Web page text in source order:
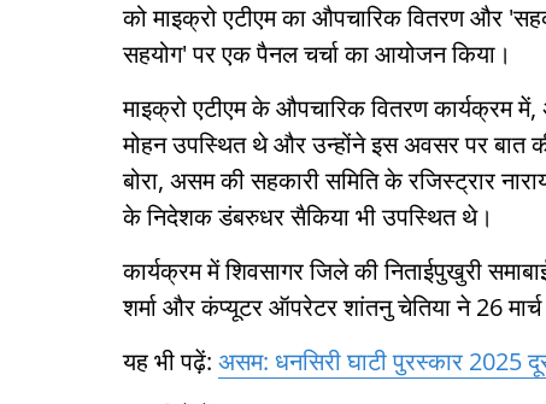
को माइक्रो एटीएम का औपचारिक वितरण और
सहयोग' पर एक पैनल चर्चा का आयोजन किया।
माइक्रो एटीएम के औपचारिक वितरण कार्यक्रम
मोहन उपस्थित थे और उन्होंने इस अवसर पर बात
बोरा, असम की सहकारी समिति के रजिस्ट्रार
के निदेशक डंबरुधर सैकिया भी उपस्थित थे।
कार्यक्रम में शिवसागर जिले की निताईपुखुरी
शर्मा और कंप्यूटर ऑपरेटर शांतनु चेतिया ने 26 मार्च
यह भी पढ़ें: असम: धनसिरी घाटी पुरस्कार 2025